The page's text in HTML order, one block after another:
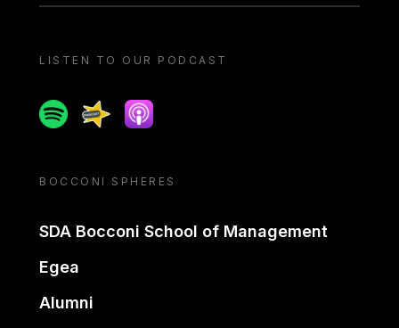
LISTEN TO OUR PODCAST
SpotifySpreakerApple podcast
BOCCONI SPHERES
SDA Bocconi School of Management
Egea
Alumni